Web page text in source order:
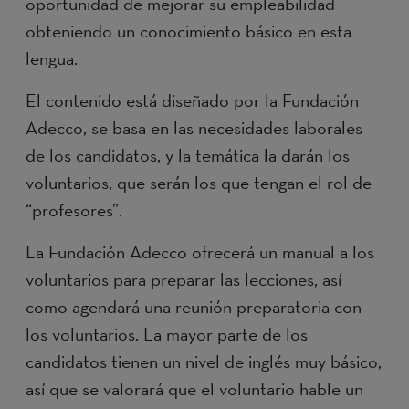
obteniendo un conocimiento básico en esta
lengua.
El contenido está diseñado por la Fundación
Adecco, se basa en las necesidades laborales
de los candidatos, y la temática la darán los
voluntarios, que serán los que tengan el rol de
“profesores”.
La Fundación Adecco ofrecerá un manual a los
voluntarios para preparar las lecciones, así
como agendará una reunión preparatoria con
los voluntarios. La mayor parte de los
candidatos tienen un nivel de inglés muy básico,
así que se valorará que el voluntario hable un